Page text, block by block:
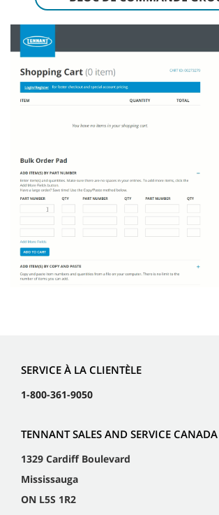
SERVICE À LA CLIENTÈLE
1-800-361-9050
TENNANT SALES AND SERVICE
1329 Cardiff Boulevard
Mississauga
ON L5S 1R2